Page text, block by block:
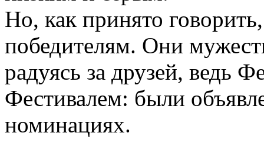
Но, как принято
победителям. Они
радуясь за друзей, ведь
Фестивалем: были
номинациях.